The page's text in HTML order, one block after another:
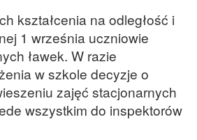
kształcenia na odległość i
1 września uczniowie
ławek. W razie
w szkole decyzje o
zajęć stacjonarnych
wszystkim do inspektorów